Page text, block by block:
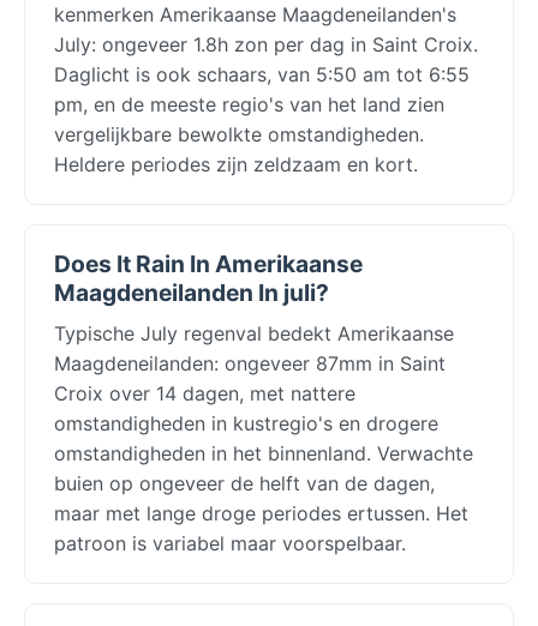
kenmerken Amerikaanse Maagdeneilanden's
July: ongeveer 1.8h zon per dag in Saint Croix.
Daglicht is ook schaars, van 5:50 am tot 6:55
pm, en de meeste regio's van het land zien
vergelijkbare bewolkte omstandigheden.
Heldere periodes zijn zeldzaam en kort.
Does It Rain In Amerikaanse
Maagdeneilanden In juli?
Typische July regenval bedekt Amerikaanse
Maagdeneilanden: ongeveer 87mm in Saint
Croix over 14 dagen, met nattere
omstandigheden in kustregio's en drogere
omstandigheden in het binnenland. Verwachte
buien op ongeveer de helft van de dagen,
maar met lange droge periodes ertussen. Het
patroon is variabel maar voorspelbaar.